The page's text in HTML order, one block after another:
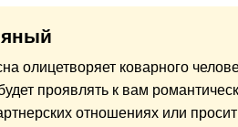
олицетворяет коварного
проявлять к вам
отношениях или